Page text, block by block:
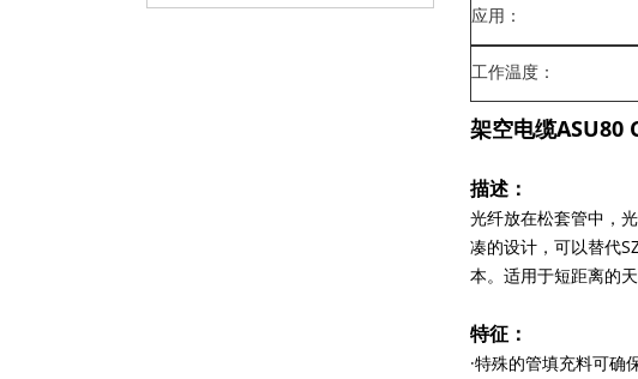
应用：
工作温度：
架空电缆ASU80
描述：
光纤放在松套管中，
凑的设计，可以替代
本。适用于短距离的天
特征：
·特殊的管填充料可确